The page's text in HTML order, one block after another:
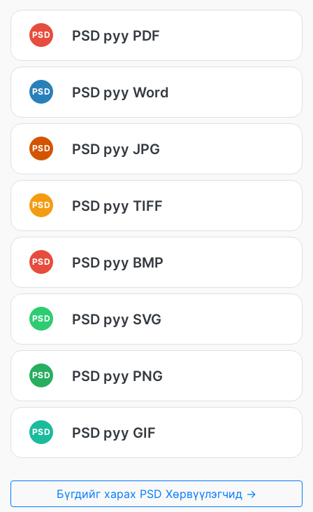
PSD PSD руу PDF
PSD PSD руу Word
PSD PSD руу JPG
PSD PSD руу TIFF
PSD PSD руу BMP
PSD PSD руу SVG
PSD PSD руу PNG
PSD PSD руу GIF
Бүгдийг харах PSD Хөрвүүлэгчид →